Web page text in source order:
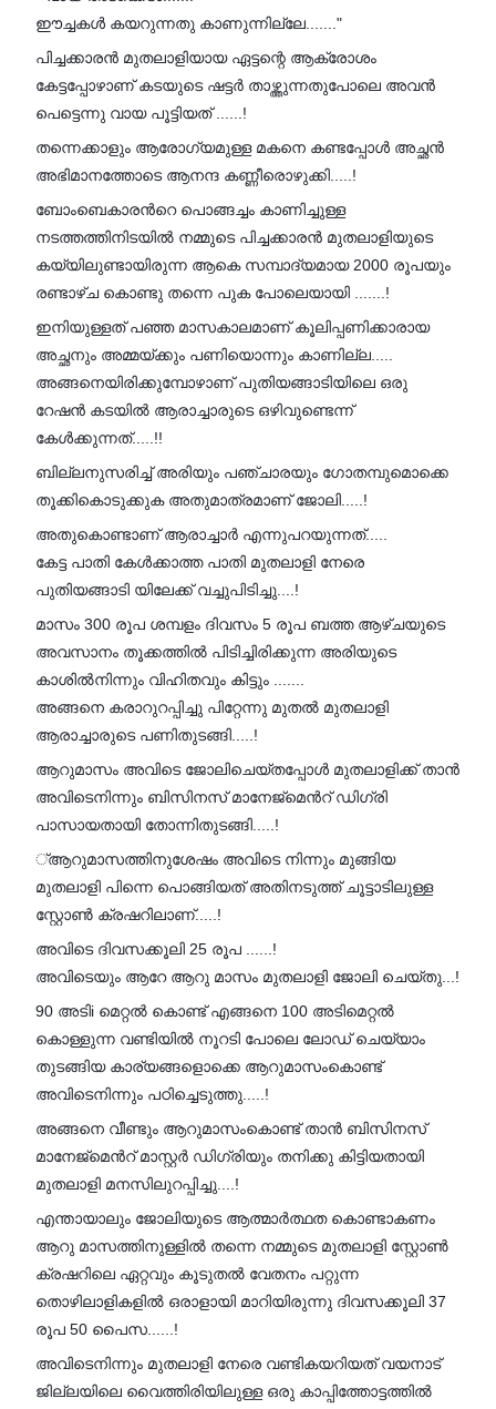
ഈച്ചകൾ കയറുന്നതു കാണുന്നില്ലേ......."
പിച്ചക്കാരൻ മുതലാളിയായ ഏട്ടന്റെ ആക്രോശം
കേട്ടപ്പോഴാണ് കടയുടെ ഷട്ടർ താഴ്ത്തുന്നതുപോലെ അവൻ
പെട്ടെന്നു വായ പൂട്ടിയത് ......!
തന്നെക്കാളും ആരോഗ്യമുള്ള മകനെ കണ്ടപ്പോൾ അച്ഛൻ
അഭിമാനത്തോടെ ആനന്ദ കണ്ണീരൊഴുക്കി.....!
ബോംബെകാരൻറെ പൊങ്ങച്ചം കാണിച്ചുള്ള
നടത്തത്തിനിടയിൽ നമ്മുടെ പിച്ചക്കാരൻ മുതലാളിയുടെ
കയ്യിലുണ്ടായിരുന്ന ആകെ സമ്പാദ്യമായ 2000 രൂപയും
രണ്ടാഴ്ച കൊണ്ടു തന്നെ പുക പോലെയായി .......!
ഇനിയുള്ളത് പഞ്ഞ മാസകാലമാണ് കൂലിപ്പണിക്കാരായ
അച്ഛനും അമ്മയ്ക്കും പണിയൊന്നും കാണില്ല.....
അങ്ങനെയിരിക്കുമ്പോഴാണ് പുതിയങ്ങാടിയിലെ ഒരു
റേഷൻ കടയിൽ ആരാച്ചാരുടെ ഒഴിവുണ്ടെന്ന്
കേൾക്കുന്നത്.....!!
ബില്ലനുസരിച്ച് അരിയും പഞ്ചാരയും ഗോതമ്പുമൊക്കെ
തൂക്കികൊടുക്കുക അതുമാത്രമാണ് ജോലി.....!
അതുകൊണ്ടാണ് ആരാച്ചാർ എന്നുപറയുന്നത്.....
കേട്ട പാതി കേൾക്കാത്ത പാതി മുതലാളി നേരെ
പുതിയങ്ങാടി യിലേക്ക് വച്ചുപിടിച്ചു....!
മാസം 300 രൂപ ശമ്പളം ദിവസം 5 രൂപ ബത്ത ആഴ്ചയുടെ
അവസാനം തൂക്കത്തിൽ പിടിച്ചിരിക്കുന്ന അരിയുടെ
കാശിൽനിന്നും വിഹിതവും കിട്ടും .......
അങ്ങനെ കരാറുറപ്പിച്ചു പിറ്റേന്നു മുതൽ മുതലാളി
ആരാച്ചാരുടെ പണിതുടങ്ങി.....!
ആറുമാസം അവിടെ ജോലിചെയ്തപ്പോൾ മുതലാളിക്ക് താൻ
അവിടെനിന്നും ബിസിനസ് മാനേജ്മെൻറ് ഡിഗ്രി
പാസായതായി തോന്നിതുടങ്ങി.....!
്ആറുമാസത്തിനുശേഷം അവിടെ നിന്നും മുങ്ങിയ
മുതലാളി പിന്നെ പൊങ്ങിയത് അതിനടുത്ത് ചൂട്ടാടിലുള്ള
സ്റ്റോൺ ക്രഷറിലാണ്.....!
അവിടെ ദിവസക്കൂലി 25 രൂപ ......!
അവിടെയും ആറേ ആറു മാസം മുതലാളി ജോലി ചെയ്തു...!
90 അടിi മെറ്റൽ കൊണ്ട് എങ്ങനെ 100 അടിമെറ്റൽ
കൊള്ളുന്ന വണ്ടിയിൽ നൂറടി പോലെ ലോഡ് ചെയ്യാം
തുടങ്ങിയ കാര്യങ്ങളൊക്കെ ആറുമാസംകൊണ്ട്
അവിടെനിന്നും പഠിച്ചെടുത്തു.....!
അങ്ങനെ വീണ്ടും ആറുമാസംകൊണ്ട് താൻ ബിസിനസ്
മാനേജ്മെൻറ് മാസ്റ്റർ ഡിഗ്രിയും തനിക്കു കിട്ടിയതായി
മുതലാളി മനസിലുറപ്പിച്ചു....!
എന്തായാലും ജോലിയുടെ ആത്മാർത്ഥത കൊണ്ടാകണം
ആറു മാസത്തിനുള്ളിൽ തന്നെ നമ്മുടെ മുതലാളി സ്റ്റോൺ
ക്രഷറിലെ ഏറ്റവും കൂടുതൽ വേതനം പറ്റുന്ന
തൊഴിലാളികളിൽ ഒരാളായി മാറിയിരുന്നു ദിവസക്കൂലി 37
രൂപ 50 പൈസ......!
അവിടെനിന്നും മുതലാളി നേരെ വണ്ടികയറിയത് വയനാട്
ജില്ലയിലെ വൈത്തിരിയിലുള്ള ഒരു കാപ്പിത്തോട്ടത്തിൽ